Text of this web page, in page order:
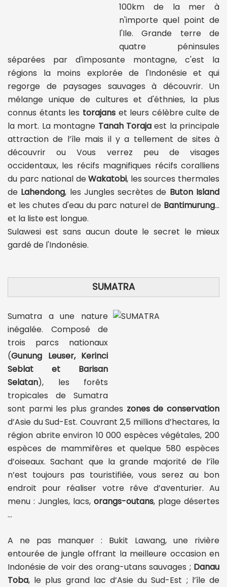
100km de la mer à
n'importe quel point de
l'Ile. Grande terre de
quatre péninsules
séparées par d'imposante montagne, c'est la
régions la moins explorée de l'Indonésie et qui
regorge de paysages sauvages à découvrir. Un
mélange unique de cultures et d'éthnies, la plus
connus étants les torajanset leurs célèbre culte de
la mort. La montagne Tanah Torajaest la principale
attraction de l’île mais il y a tellement de sites à
découvrir ou Vous verrez peu de visages
occidentaux, les récifs magnifiques récifs coralliens
du parc national deWakatobi, les sources thermales
de Lahendong, les Jungles secrètes de Buton Island
et les chutes d'eau du parc naturel de Bantimurung...
et la liste est longue.
Sulawesi est sans aucun doute le secret le mieux
gardé de l'Indonésie.
SUMATRA
Sumatra a une nature
inégalée. Composé de
trois parcs nationaux
(Gunung Leuser, Kerinci
Seblat et Barisan
Selatan), les forêts
tropicales de Sumatra
sont parmi les plus grandes zones de conservation
d’Asie du Sud-Est. Couvrant 2,5 millions d’hectares, la
région abrite environ 10 000 espèces végétales, 200
espèces de mammifères et quelque 580 espèces
d’oiseaux. Sachant que la grande majorité de l’île
n’est toujours pas touristifiée, vous serez au bon
endroit pour réaliser votre rêve d’aventurier. Au
menu : Jungles, lacs, orangs-outans, plage désertes
…
A ne pas manquer : Bukit Lawang, une rivière
entourée de jungle offrant la meilleure occasion en
Indonésie de voir des orang-utans sauvages ; Danau
Toba, le plus grand lac d’Asie du Sud-Est ; l’île de